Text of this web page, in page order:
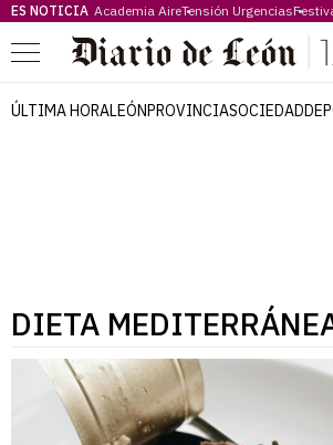
ES NOTICIA Academia AireTensión Urgencias
Menú
ÚLTIMA HORALEÓNPROVINCIASOCIEDAD
DIETA